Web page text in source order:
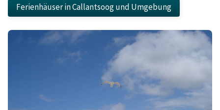
Ferienhäuser in Callantsoog und Umgebung